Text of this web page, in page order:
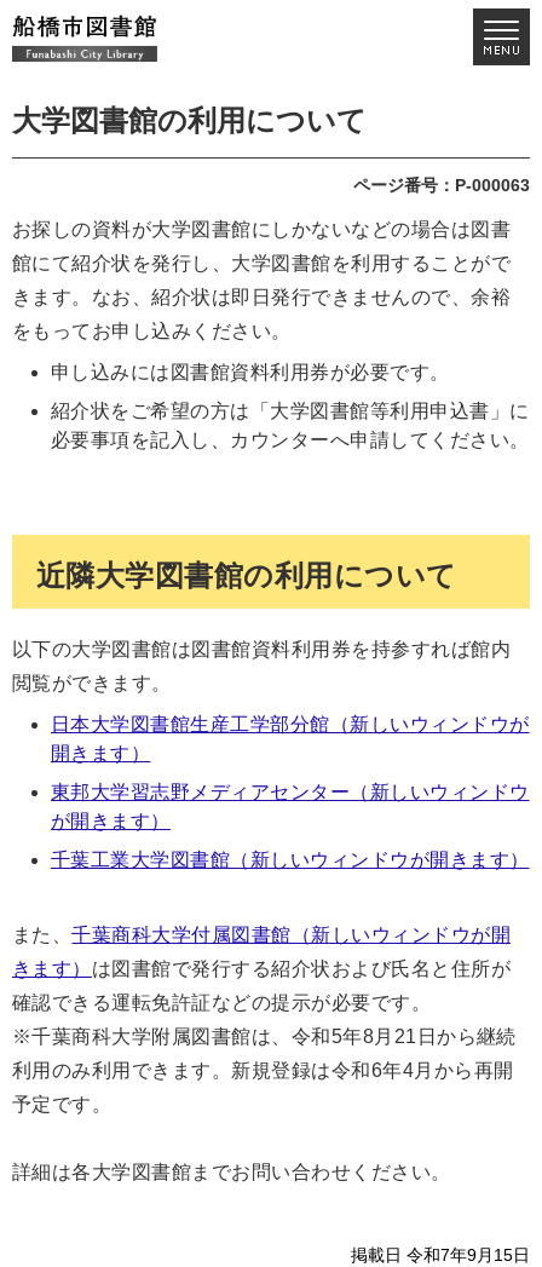
大学図書館の利用について
ページ番号：P-000063
お探しの資料が大学図書館にしかないなどの場合は図書
館にて紹介状を発行し、大学図書館を利用することがで
きます。なお、紹介状は即日発行できませんので、余裕
をもってお申し込みください。
申し込みには図書館資料利用券が必要です。
紹介状をご希望の方は「大学図書館等利用申込書」に
必要事項を記入し、カウンターへ申請してください。
近隣大学図書館の利用について
以下の大学図書館は図書館資料利用券を持参すれば館内
閲覧ができます。
日本大学図書館生産工学部分館（新しいウィンドウが
開きます）
東邦大学習志野メディアセンター（新しいウィンドウ
が開きます）
千葉工業大学図書館（新しいウィンドウが開きます）
また、千葉商科大学付属図書館（新しいウィンドウが開
きます） は図書館で発行する紹介状および氏名と住所が
確認できる運転免許証などの提示が必要です。
※千葉商科大学附属図書館は、令和5年8月21日から継続
利用のみ利用できます。新規登録は令和6年4月から再開
予定です。
詳細は各大学図書館までお問い合わせください。
掲載日 令和7年9月15日